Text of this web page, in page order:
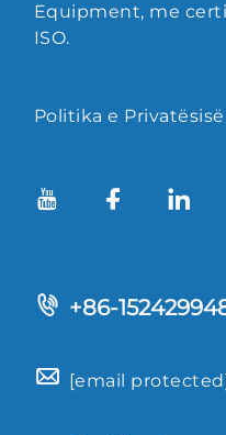
Equipment, me
ISO.
Politika e Privatësisë
+86-
[email protected]